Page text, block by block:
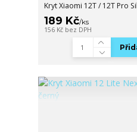
Kryt Xiaomi 12T / 12T Pro
189 Kč/ks
156 Kč bez DPH